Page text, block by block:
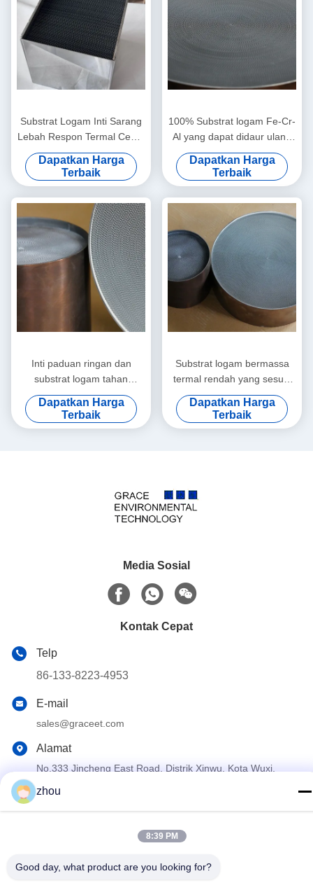
Substrat Logam Inti Sarang
Lebah Respon Termal Cepat
untuk Sistem Pembuangan
Berkinerja Tinggi
Dapatkan Harga
Terbaik
100% Substrat logam Fe-Cr-
Al yang dapat didaur ulang
dengan Euro 2/3/4/5/6
Kepatuhan dan kepadatan
sel yang dapat disesuaikan
Dapatkan Harga
Terbaik
Inti paduan ringan dan
substrat logam tahan
dampak fisik dengan
tekanan balik ultra-rendah
untuk pengendalian emisi
Dapatkan Harga
Terbaik
Substrat logam bermassa
termal rendah yang sesuai
dengan CARB untuk
kendaraan tuning yang
ramah lingkungan
Dapatkan Harga
Terbaik
Media Sosial
Kontak Cepat
Telp
86-133-8223-4953
E-mail
sales@graceet.com
Alamat
No.333 Jincheng East Road, Distrik Xinwu, Kota Wuxi,
Wuxi Grace Environmental Technology CO,.LTD . Seluruh hak
zhou
8:39 PM
Good day, what product are you looking for?